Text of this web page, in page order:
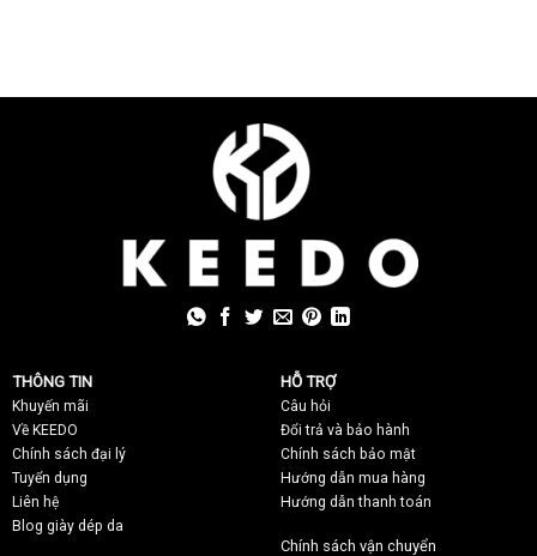
THÔNG TIN
Khuyến mãi
Về KEEDO
Chính sách đại lý
Tuyển dụng
Liên hệ
Blog giày dép da
HỖ TRỢ
Câu hỏi
Đổi trả và bảo hành
Chính sách bảo mật
Hướng dẫn mua hàng
Hướng dẫn thanh toán
Chính sách vận chuyển